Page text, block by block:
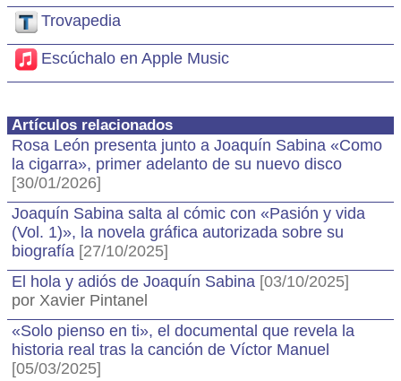
Trovapedia
Escúchalo en Apple Music
Artículos relacionados
Rosa León presenta junto a Joaquín Sabina «Como
la cigarra», primer adelanto de su nuevo disco
[30/01/2026]
Joaquín Sabina salta al cómic con «Pasión y vida
(Vol. 1)», la novela gráfica autorizada sobre su
biografía [27/10/2025]
El hola y adiós de Joaquín Sabina [03/10/2025]
por Xavier Pintanel
«Solo pienso en ti», el documental que revela la
historia real tras la canción de Víctor Manuel
[05/03/2025]